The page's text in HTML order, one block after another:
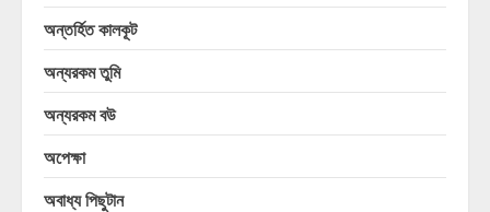
অন্তর্হিত কালকূট
অন্যরকম তুমি
অন্যরকম বউ
অপেক্ষা
অবাধ্য পিছুটান